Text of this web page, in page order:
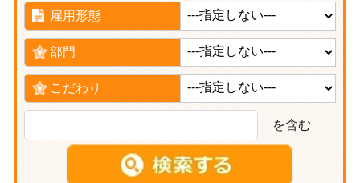
雇用形態
部門
こだわり
を含む